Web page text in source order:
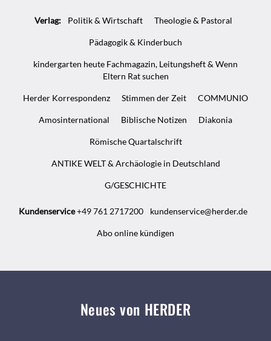
Verlag: Politik & Wirtschaft Theologie & Pastoral
Pädagogik & Kinderbuch
kindergarten heute Fachmagazin, Leitungsheft & Wenn
Eltern Rat suchen
Herder Korrespondenz Stimmen der Zeit COMMUNIO
Amosinternational Biblische Notizen Diakonia
Römische Quartalschrift
ANTIKE WELT & Archäologie in Deutschland
G/GESCHICHTE
Kundenservice+49 761 2717200 kundenservice@herder.de
Abo online kündigen
Neues von HERDER